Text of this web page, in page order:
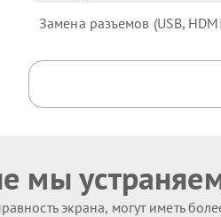
Замена разъемов (USB,
мы
экрана, могут иметь